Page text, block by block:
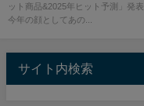
ット商品&2025年ヒット予測」発表
今年の顔としてあの...
サイト内検索